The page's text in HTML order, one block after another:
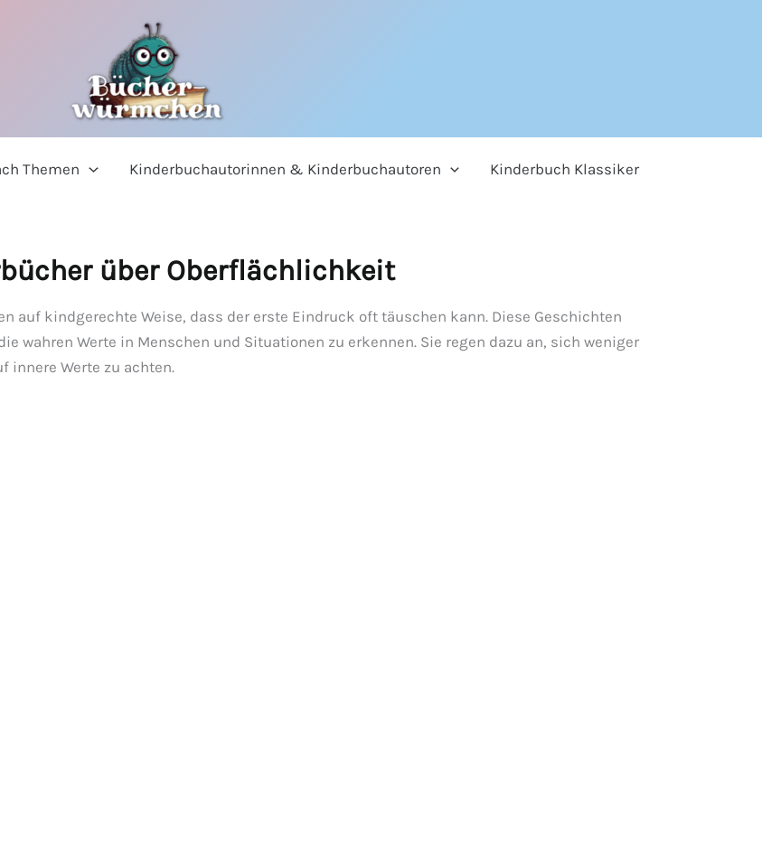
Themen Kinderbuchautorinnen & Kinderbuchautoren Kinderbuch Klassiker
über Oberflächlichkeit
auf kindgerechte Weise, dass der erste Eindruck oft täuschen kann. Diese Geschichten
wahren Werte in Menschen und Situationen zu erkennen. Sie regen dazu an, sich weniger
innere Werte zu achten.